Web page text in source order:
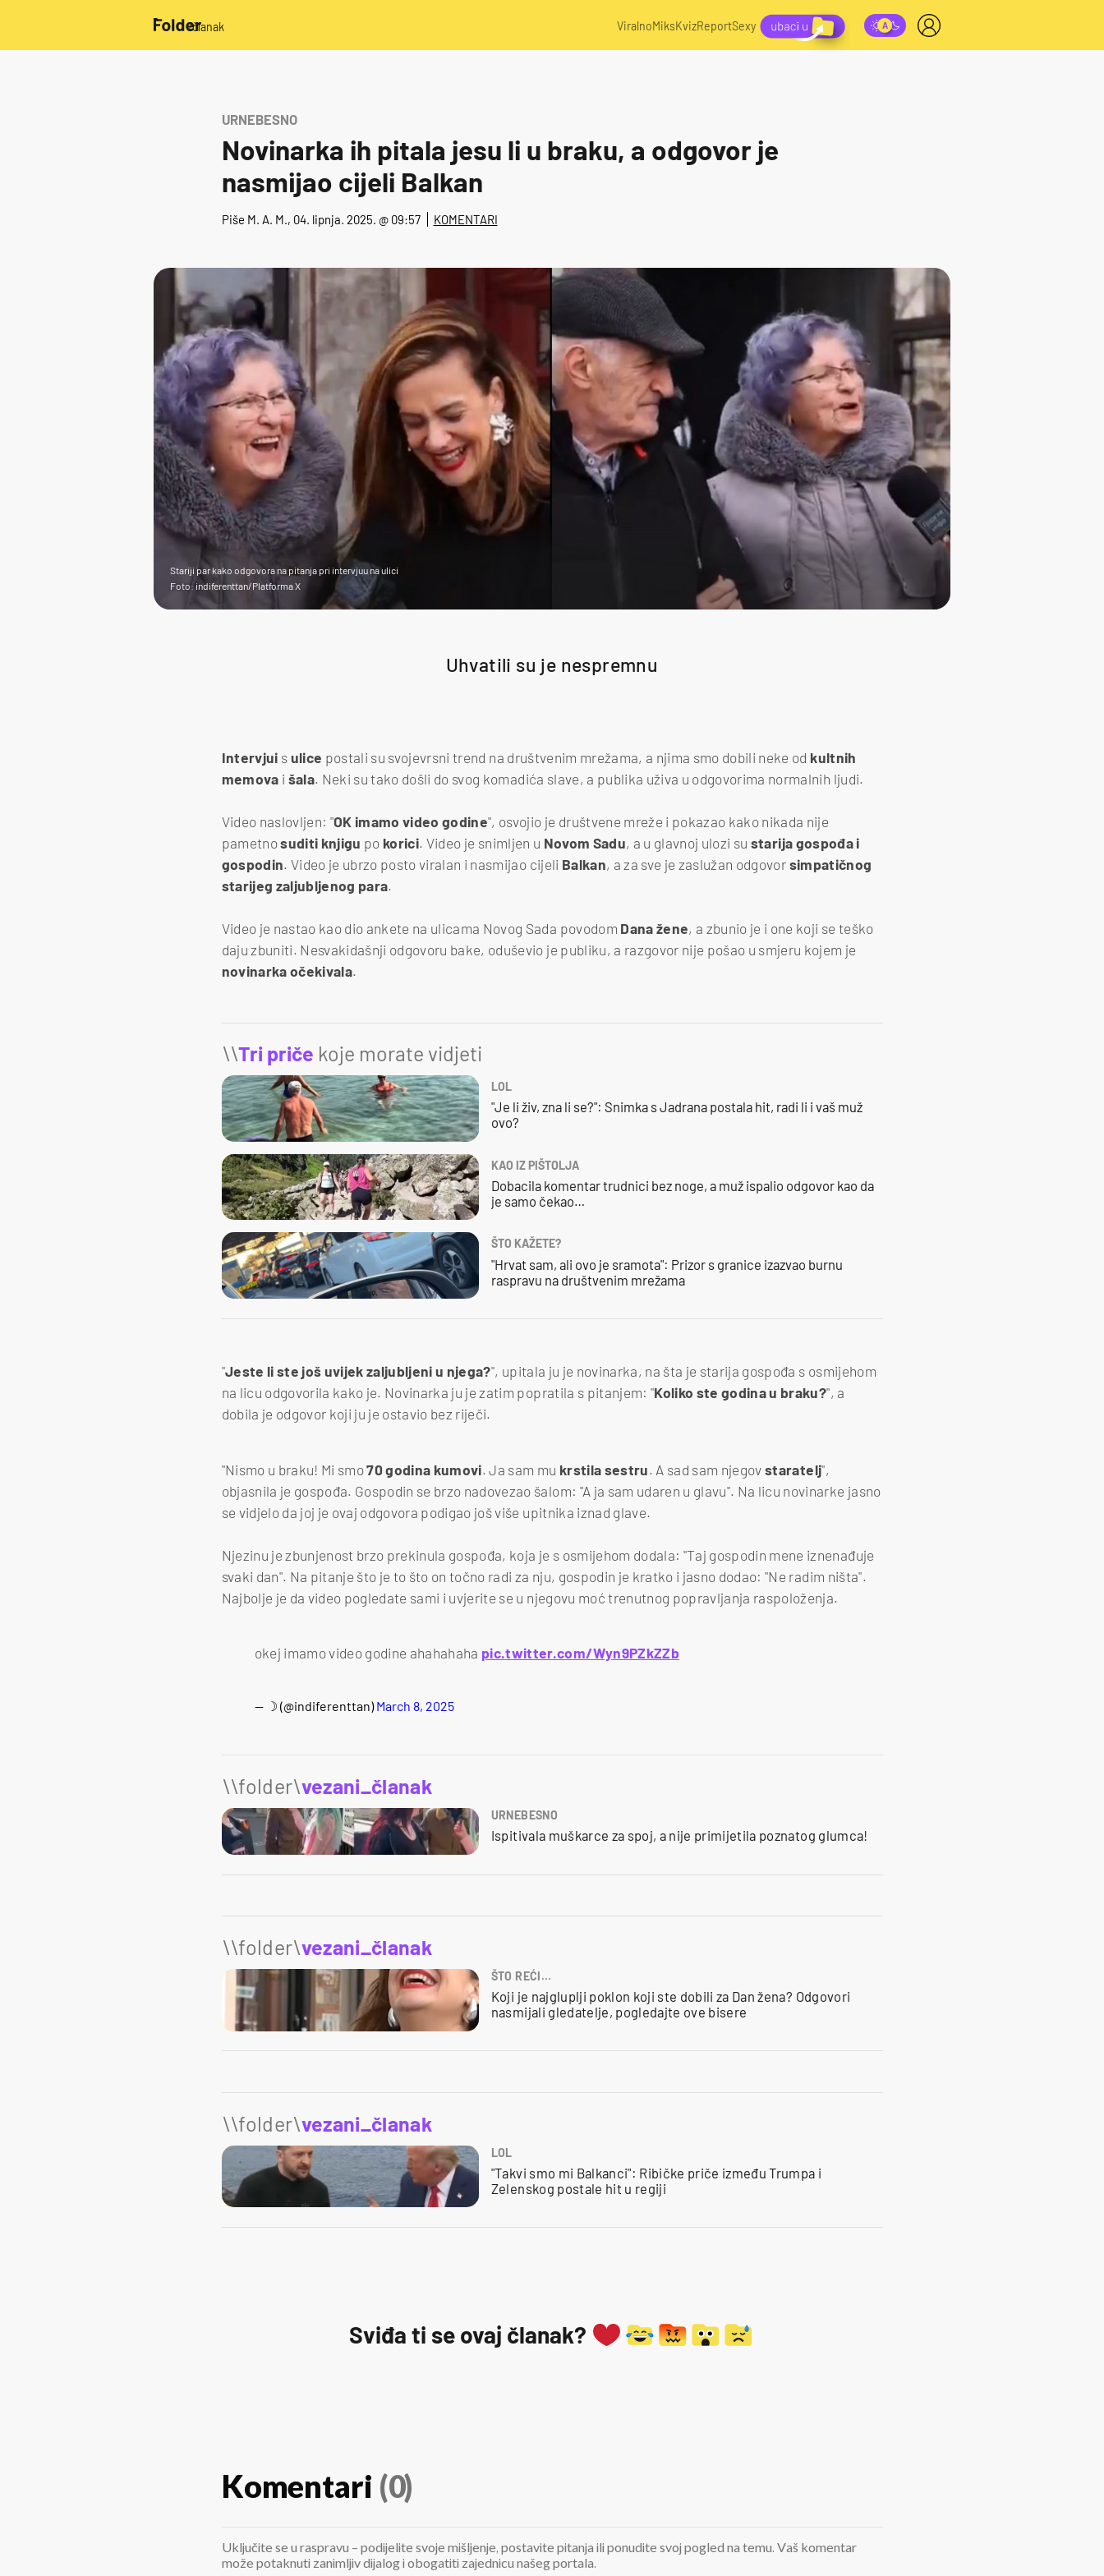
/članak ViralnoMiksKvizReportSexy
URNEBESNO
Novinarka ih pitala jesu li u braku, a odgovor je
nasmijao cijeli Balkan
Piše M. A. M., 04. lipnja. 2025. @ 09:57 KOMENTARI
Stariji par kako odgovora na pitanja pri intervjuu na ulici
Foto: indiferenttan/Platforma X
Uhvatili su je nespremnu
Intervjui s ulice postali su svojevrsni trend na društvenim mrežama, a njima smo dobili neke od kultnih
memova i šala. Neki su tako došli do svog komadića slave, a publika uživa u odgovorima normalnih ljudi.
Video naslovljen: "OK imamo video godine", osvojio je društvene mreže i pokazao kako nikada nije
pametnosuditi knjigu po korici. Video je snimljen u Novom Sadu, a u glavnoj ulozi su starija gospođa i
gospodin. Video je ubrzo posto viralan i nasmijao cijeli Balkan, a za sve je zaslužan odgovor simpatičnog
starijeg zaljubljenog para.
Video je nastao kao dio ankete na ulicama Novog Sada povodom Dana žene, a zbunio je i one koji se teško
daju zbuniti. Nesvakidašnji odgovoru bake, oduševio je publiku, a razgovor nije pošao u smjeru kojem je
novinarka očekivala.
\\Tri priče koje morate vidjeti
LOL
"Je li živ, zna li se?": Snimka s Jadrana postala hit, radi li i vaš muž
ovo?
KAO IZ PIŠTOLJA
Dobacila komentar trudnici bez noge, a muž ispalio odgovor kao da
je samo čekao…
ŠTO KAŽETE?
"Hrvat sam, ali ovo je sramota": Prizor s granice izazvao burnu
raspravu na društvenim mrežama
"Jeste li ste još uvijek zaljubljeni u njega?", upitala ju je novinarka, na šta je starija gospođa s osmijehom
na licu odgovorila kako je. Novinarka ju je zatim popratila s pitanjem: "Koliko ste godina u braku?", a
dobila je odgovor koji ju je ostavio bez riječi.
"Nismo u braku! Mi smo70 godina kumovi. Ja sam mu krstila sestru. A sad sam njegovstaratelj",
objasnila je gospođa. Gospodin se brzo nadovezao šalom: "A ja sam udaren u glavu". Na licu novinarke jasno
se vidjelo da joj je ovaj odgovora podigao još više upitnika iznad glave.
Njezinu je zbunjenost brzo prekinula gospođa, koja je s osmijehom dodala: "Taj gospodin mene iznenađuje
svaki dan". Na pitanje što je to što on točno radi za nju, gospodin je kratko i jasno dodao: "Ne radim ništa".
Najbolje je da video pogledate sami i uvjerite se u njegovu moć trenutnog popravljanja raspoloženja.
okej imamo video godine ahahahaha pic.twitter.com/Wyn9PZkZZb
— ☽ (@indiferenttan)March 8, 2025
\\folder\vezani_članak
URNEBESNO
Ispitivala muškarce za spoj, a nije primijetila poznatog glumca!
\\folder\vezani_članak
ŠTO REĆI…
Koji je najgluplji poklon koji ste dobili za Dan žena? Odgovori
nasmijali gledatelje, pogledajte ove bisere
\\folder\vezani_članak
LOL
"Takvi smo mi Balkanci": Ribičke priče između Trumpa i
Zelenskog postale hit u regiji
Sviđa ti se ovaj članak?
Komentari (0)
Uključite se u raspravu – podijelite svoje mišljenje, postavite pitanja ili ponudite svoj pogled na temu. Vaš komentar
može potaknuti zanimljiv dijalog i obogatiti zajednicu našeg portala.